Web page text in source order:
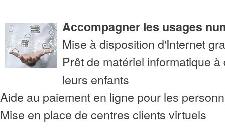
Accompagner les usages
Mise à disposition d'Internet
Prêt de matériel informatique
leurs enfants
Aide au paiement en ligne pour les
Mise en place de centres clients virtuels